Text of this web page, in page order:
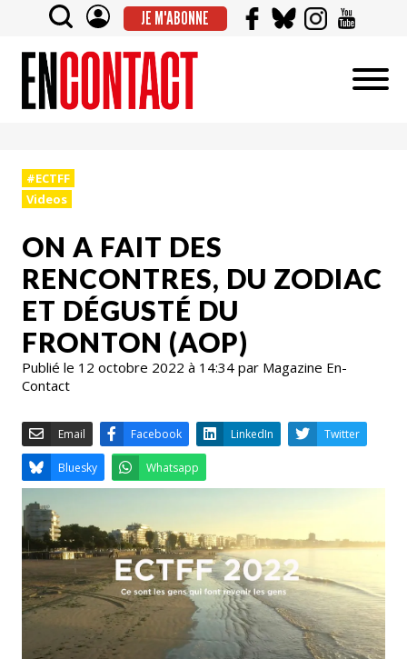
JE M'ABONNE
#ECTFF
Videos
ON A FAIT DES
RENCONTRES, DU ZODIAC
ET DÉGUSTÉ DU
FRONTON (AOP)
Publié le 12 octobre 2022 à 14:34 par Magazine En-
Contact
Email Facebook LinkedIn
Bluesky Whatsapp